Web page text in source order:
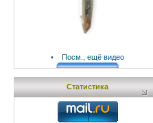
• Посм., ещё видео
Статистика